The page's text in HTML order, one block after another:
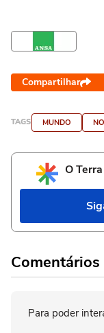
Compartilhar
TAGS MUNDO
O
Comentários
Para poder